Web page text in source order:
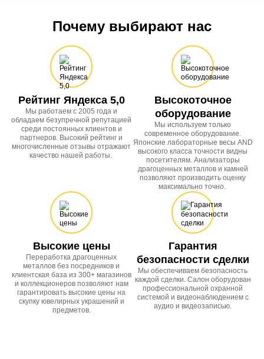
Почему выбирают нас
Рейтинг Яндекса 5,0
Мы работаем с 2005 года и
обладаем безупречной репутацией
среди постоянных клиентов и
партнеров. Высокий рейтинг и
многочисленные отзывы отражают
качество нашей работы.
Высокоточное
оборудование
Мы используем только
современное оборудование.
Японские лабораторные весы AND
высокого класса точности видны
посетителям. Анализаторы
драгоценных металлов и камней
позволяют производить оценку
максимально точно.
Высокие цены
Переработка драгоценных
металлов без посредников и
клиентская база из 300+ магазинов
и коллекционеров позволяют нам
гарантировать высокие цены на
скупку ювелирных украшений и
предметов.
Гарантия
безопасности сделки
Мы обеспечиваем безопасность
каждой сделки. Салон оборудован
профессиональной охранной
системой и видеонаблюдением с
аудио и видеозаписью.